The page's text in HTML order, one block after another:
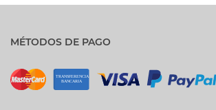
MÉTODOS DE PAGO